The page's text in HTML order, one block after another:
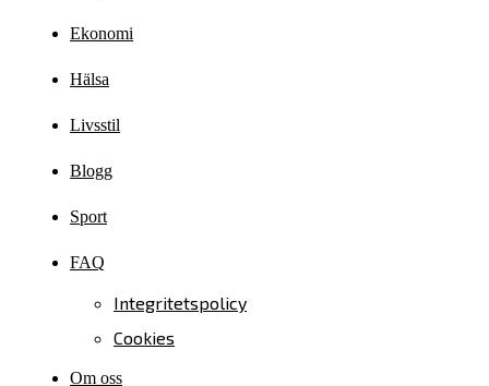
Ekonomi
Hälsa
Livsstil
Blogg
Sport
FAQ
Integritetspolicy
Cookies
Om oss